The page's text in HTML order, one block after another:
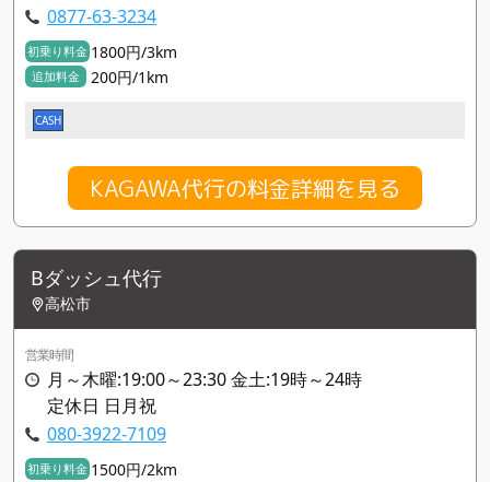
0877-63-3234
初乗り料金 1800円/3km
追加料金 200円/1km
CASH
KAGAWA代行の料金詳細を見る
Bダッシュ代行
高松市
営業時間
月～木曜:19:00～23:30 金土:19時～24時
定休日 日月祝
080-3922-7109
初乗り料金 1500円/2km